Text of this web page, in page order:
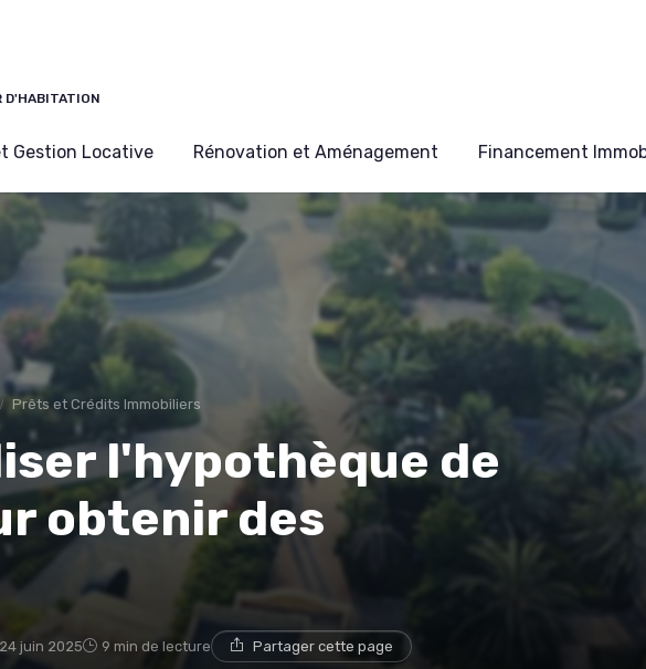
D'HABITATION
Gestion Locative Rénovation et Aménagement Financement
Prêts et Crédits Immobiliers
l'hypothèque de
obtenir des
24 juin 2025 9 min de lecture Partager cette page